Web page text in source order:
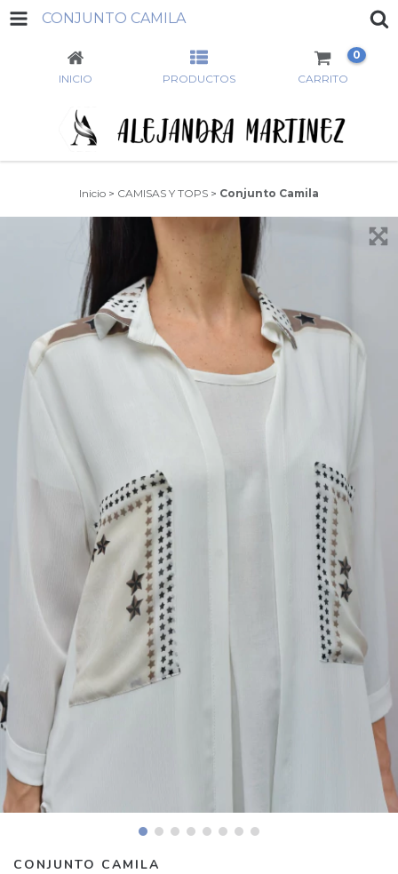
CONJUNTO CAMILA
INICIO PRODUCTOS CARRITO
0
Inicio > CAMISAS Y TOPS > Conjunto Camila
CONJUNTO CAMILA